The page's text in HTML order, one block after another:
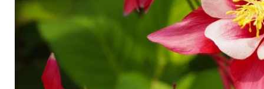
Arbustes de terre de bruyère
Plantes Grimpantes
Plantes
Plantes
Plantes
Plantes